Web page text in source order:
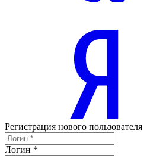
Регистрация нового пользователя
Логин *